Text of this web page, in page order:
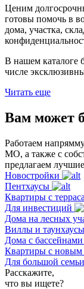
Ценим
готовы помочь в
дома, участка,
В нашем каталоге
числе
Читать еще
Вам может
Работаем
МО, а также с
предлагаем
Новостройки
Пентхаусы
Квартиры с
Для инвестиций
Дома на лесных
Виллы и
Дома с бассейнами
Квартиры с новым
Для большой семьи
Расскажите,
что вы ищете?